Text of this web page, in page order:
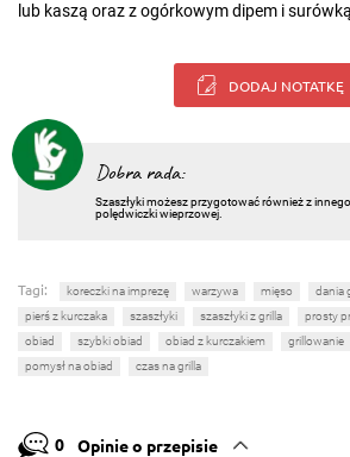
lub kaszą oraz z ogórkowym dipem i
DODAJ NOTATKĘ
Dobra rada:
Szaszłyki możesz przygotować również z
polędwiczki wieprzowej.
Tagi: koreczki na imprezę warzywa mięso dania
pierś z kurczaka
szaszłyki szaszłyki z grilla prosty
obiad
szybki obiad obiad z kurczakiem grillowanie
pomysł na obiad
czas na grilla
0 Opinie o przepisie